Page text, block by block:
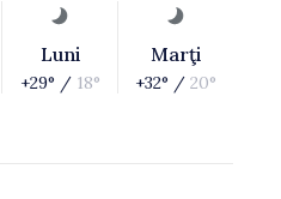
Luni
+29° / 18°
Marţi
+32° / 20°